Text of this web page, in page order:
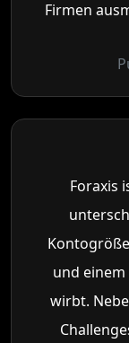
Firmen
Foraxis
und
wirbt.